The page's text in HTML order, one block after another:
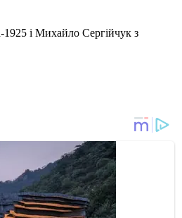
1925 і Михайло Сергійчук з